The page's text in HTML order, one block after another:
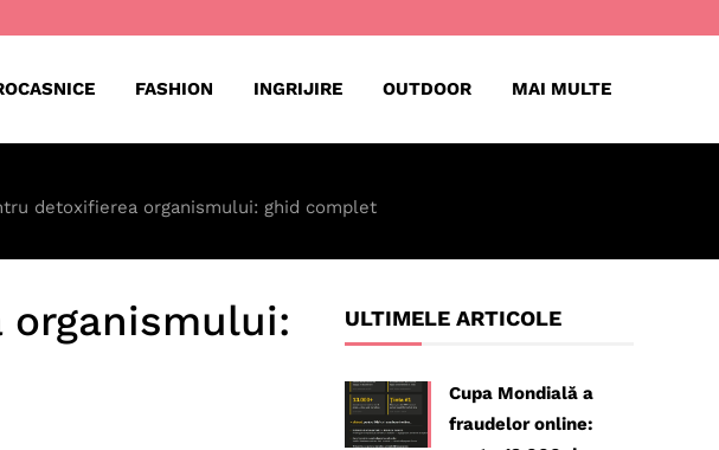
FASHION INGRIJIRE OUTDOOR MAI MULTE
detoxifierea organismului: ghid complet
ULTIMELE ARTICOLE
Cupa Mondială a
fraudelor online: